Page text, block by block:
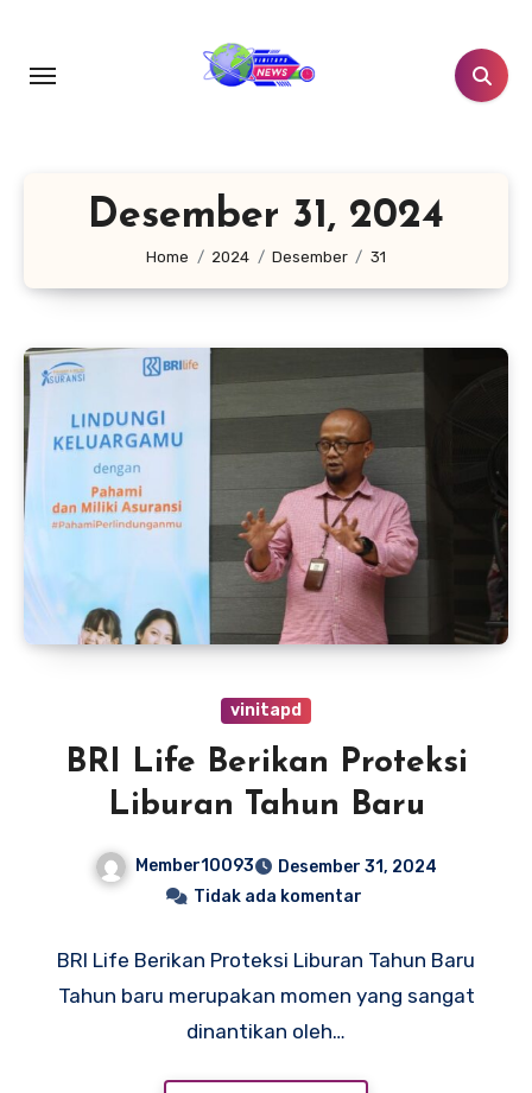
konten
Desember 31, 2024
Home 2024 Desember 31
vinitapd
BRI Life Berikan Proteksi
Liburan Tahun Baru
Member10093
Desember 31, 2024
Tidak ada komentar
BRI Life Berikan Proteksi Liburan Tahun Baru
Tahun baru merupakan momen yang sangat
dinantikan oleh…